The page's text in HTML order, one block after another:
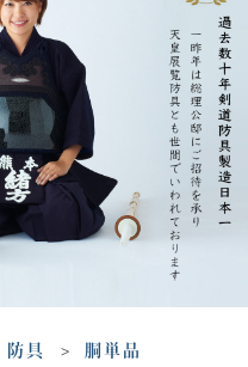
防具 胴単品